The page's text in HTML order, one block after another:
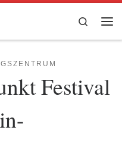
Search
Festival